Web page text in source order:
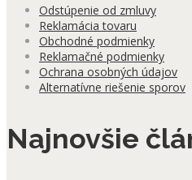
Odstúpenie od zmluvy
Reklamácia tovaru
Obchodné podmienky
Reklamačné podmienky
Ochrana osobných údajov
Alternatívne riešenie sporov
Najnovšie